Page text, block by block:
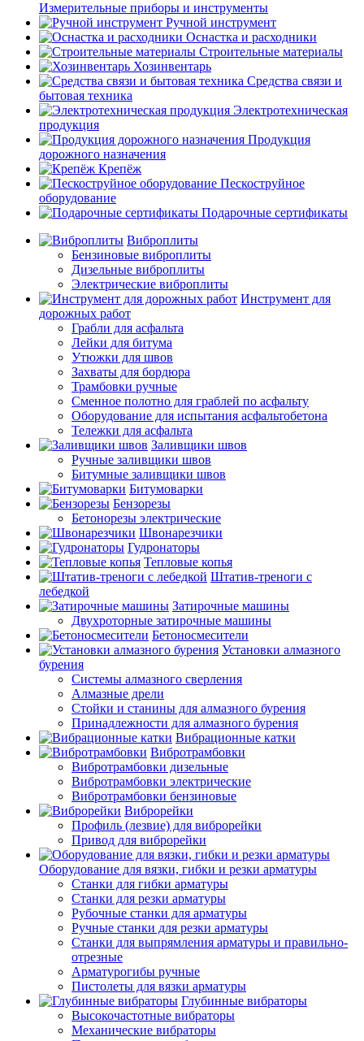
Измерительные приборы и инструменты
Ручной инструмент
Оснастка и расходники
Строительные материалы
Хозинвентарь
Средства связи и
бытовая техника
Электротехническая
продукция
Продукция
дорожного назначения
Крепёж
Пескоструйное
оборудование
Подарочные сертификаты
Виброплиты
Бензиновые виброплиты
Дизельные виброплиты
Электрические виброплиты
Инструмент для
дорожных работ
Грабли для асфальта
Лейки для битума
Утюжки для швов
Захваты для бордюра
Трамбовки ручные
Сменное полотно для граблей по асфальту
Оборудование для испытания асфальтобетона
Тележки для асфальта
Заливщики швов
Ручные заливщики швов
Битумные заливщики швов
Битумоварки
Бензорезы
Бетонорезы электрические
Швонарезчики
Гудронаторы
Тепловые копья
Штатив-треноги с
лебедкой
Затирочные машины
Двухроторные затирочные машины
Бетоносмесители
Установки алмазного
бурения
Системы алмазного сверления
Алмазные дрели
Стойки и станины для алмазного бурения
Принадлежности для алмазного бурения
Вибрационные катки
Вибротрамбовки
Вибротрамбовки дизельные
Вибротрамбовки электрические
Вибротрамбовки бензиновые
Виброрейки
Профиль (лезвие) для виброрейки
Привод для виброрейки
Оборудование для вязки, гибки и резки арматуры
Станки для гибки арматуры
Станки для резки арматуры
Рубочные станки для арматуры
Ручные станки для резки арматуры
Станки для выпрямления арматуры и правильно-
отрезные
Арматурогибы ручные
Пистолеты для вязки арматуры
Глубинные вибраторы
Высокочастотные вибраторы
Механические вибраторы